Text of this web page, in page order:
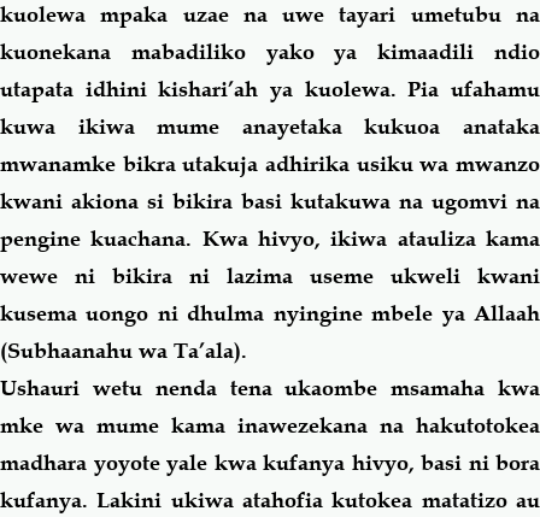
kuolewa mpaka uzae na uwe tayari umetubu na
kuonekana mabadiliko yako ya kimaadili ndio
utapata idhini kishari’ah ya kuolewa. Pia ufahamu
kuwa ikiwa mume anayetaka kukuoa anataka
mwanamke bikra utakuja adhirika usiku wa mwanzo
kwani akiona si bikira basi kutakuwa na ugomvi na
pengine kuachana. Kwa hivyo, ikiwa atauliza kama
wewe ni bikira ni lazima useme ukweli kwani
kusema uongo ni dhulma nyingine mbele ya Allaah
(Subhaanahu wa Ta’ala).
Ushauri wetu nenda tena ukaombe msamaha kwa
mke wa mume kama inawezekana na hakutotokea
madhara yoyote yale kwa kufanya hivyo, basi ni bora
kufanya. Lakini ukiwa atahofia kutokea matatizo au